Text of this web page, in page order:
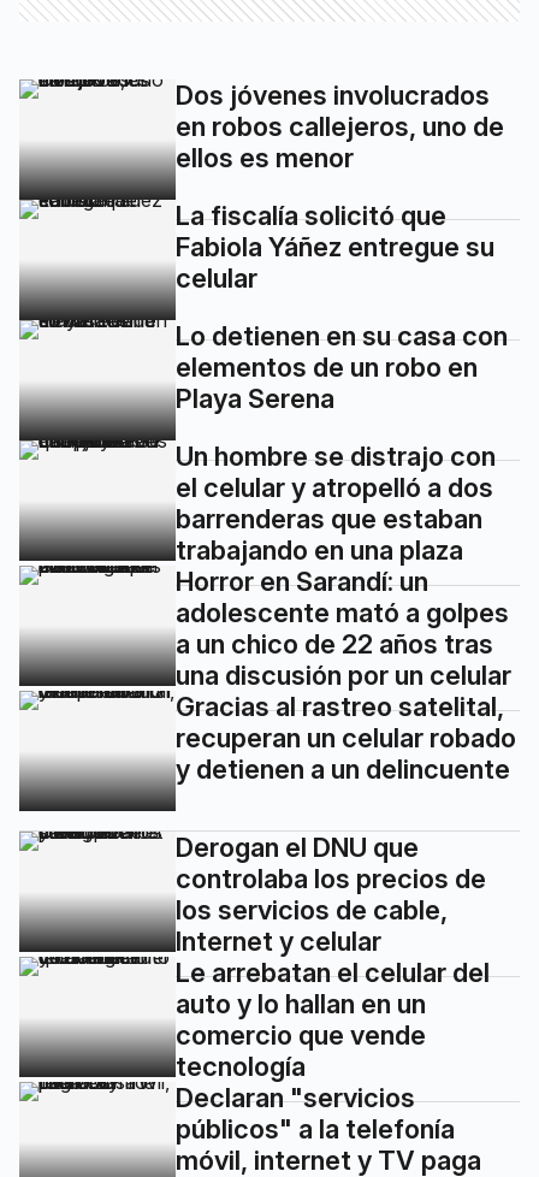
Dos jóvenes involucrados
en robos callejeros, uno de
ellos es menor
La fiscalía solicitó que
Fabiola Yáñez entregue su
celular
Lo detienen en su casa con
elementos de un robo en
Playa Serena
Un hombre se distrajo con
el celular y atropelló a dos
barrenderas que estaban
trabajando en una plaza
Horror en Sarandí: un
adolescente mató a golpes
a un chico de 22 años tras
una discusión por un celular
Gracias al rastreo satelital,
recuperan un celular robado
y detienen a un delincuente
Derogan el DNU que
controlaba los precios de
los servicios de cable,
Internet y celular
Le arrebatan el celular del
auto y lo hallan en un
comercio que vende
tecnología
Declaran "servicios
públicos" a la telefonía
móvil, internet y TV paga